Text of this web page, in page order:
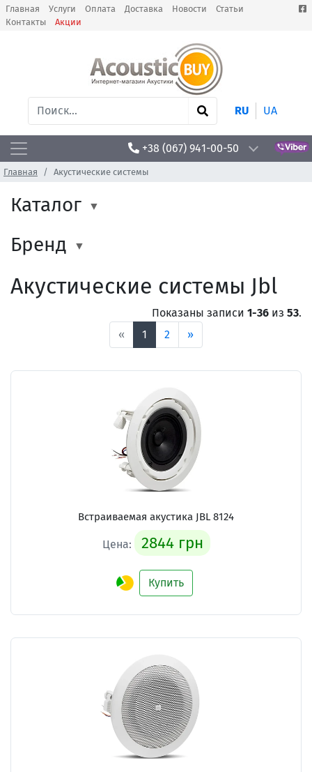
Главная Услуги Оплата Доставка Новости
Статьи
Контакты
Акции
RU UA
+38 (067) 941-00-50
Главная Акустические системы
Каталог
Бренд
Акустические системы Jbl
Показаны записи 1-36 из 53.
«
1 2 »
Встраиваемая акустика JBL 8124
Цена: 2844 грн
Купить